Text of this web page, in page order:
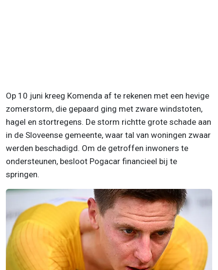
Op 10 juni kreeg Komenda af te rekenen met een hevige
zomerstorm, die gepaard ging met zware windstoten,
hagel en stortregens. De storm richtte grote schade aan
in de Sloveense gemeente, waar tal van woningen zwaar
werden beschadigd. Om de getroffen inwoners te
ondersteunen, besloot Pogacar financieel bij te
springen.